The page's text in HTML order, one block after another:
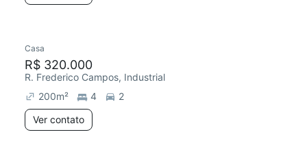
Casa
R$ 320.000
R. Frederico Campos, Industrial
200m² 4
2
Ver contato